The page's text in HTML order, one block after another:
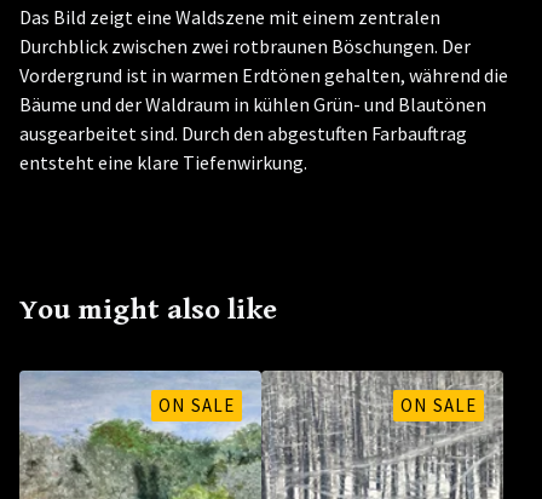
Das Bild zeigt eine Waldszene mit einem zentralen
Durchblick zwischen zwei rotbraunen Böschungen. Der
Vordergrund ist in warmen Erdtönen gehalten, während die
Bäume und der Waldraum in kühlen Grün- und Blautönen
ausgearbeitet sind. Durch den abgestuften Farbauftrag
entsteht eine klare Tiefenwirkung.
You might also like
ON SALE ON SALE